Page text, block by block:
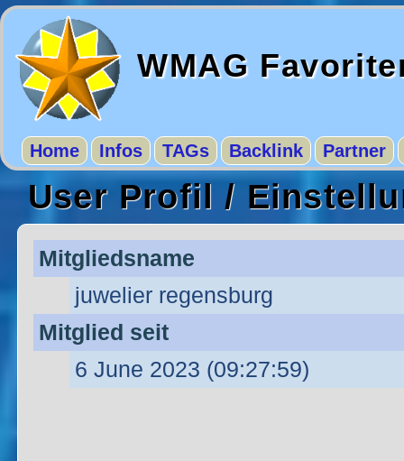
WMAG
Home Infos TAGs Backlink Partner
User Profil /
Mitgliedsname
juwelier regensburg
Mitglied seit
6 June 2023 (09:27:59)